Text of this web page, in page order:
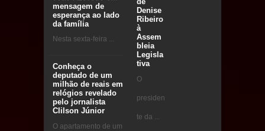
mensagem de
esperança ao lado
da família
Nesta sexta-feira ...
Conheça o
deputado de um
milhão de reais em
relógios revelado
pelo jornalista
Clilson Júnior
O apartamento de um
Denise
Ribeiro
à
Assem
bleia
Legisla
tiva
O
presiden
te da ...